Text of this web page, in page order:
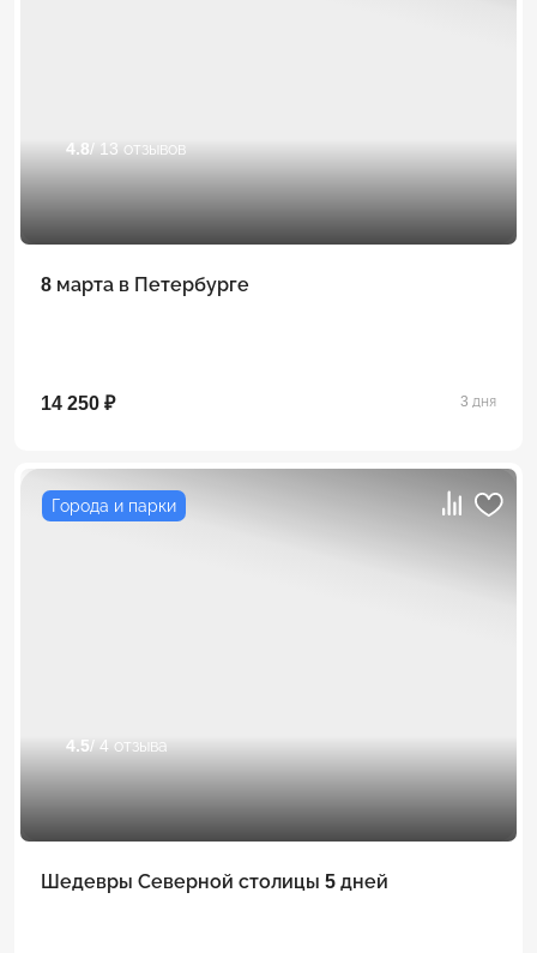
4.8/ 13 отзывов
8 марта в Петербурге
14 250 ₽ 3 дня
Города и парки
4.5/ 4 отзыва
Шедевры Северной столицы 5 дней